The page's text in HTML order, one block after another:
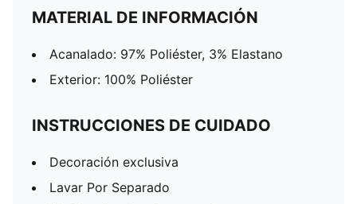
MATERIAL DE INFORMACIÓN
Acanalado: 97% Poliéster, 3% Elastano
Exterior: 100% Poliéster
INSTRUCCIONES DE CUIDADO
Decoración exclusiva
Lavar Por Separado